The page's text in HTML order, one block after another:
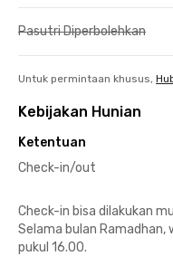
Pasutri Diperbolehkan
Untuk permintaan khusus,
Kebijakan Hunian
Ketentuan
Check-in/out
Check-in bisa dilakukan
Selama bulan
pukul 16.00.